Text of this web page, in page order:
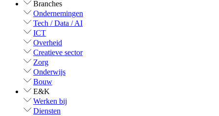
Branches
Ondernemingen
Tech / Data / AI
ICT
Overheid
Creatieve sector
Zorg
Onderwijs
Bouw
E&K
Werken bij
Diensten